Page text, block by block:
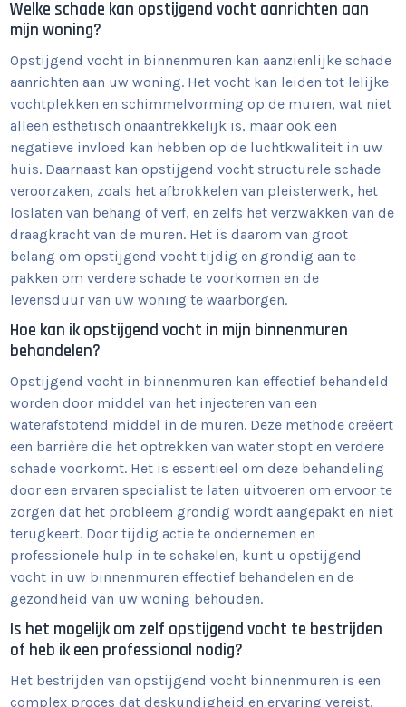
Welke schade kan opstijgend vocht aanrichten aan
mijn woning?
Opstijgend vocht in binnenmuren kan aanzienlijke schade
aanrichten aan uw woning. Het vocht kan leiden tot lelijke
vochtplekken en schimmelvorming op de muren, wat niet
alleen esthetisch onaantrekkelijk is, maar ook een
negatieve invloed kan hebben op de luchtkwaliteit in uw
huis. Daarnaast kan opstijgend vocht structurele schade
veroorzaken, zoals het afbrokkelen van pleisterwerk, het
loslaten van behang of verf, en zelfs het verzwakken van de
draagkracht van de muren. Het is daarom van groot
belang om opstijgend vocht tijdig en grondig aan te
pakken om verdere schade te voorkomen en de
levensduur van uw woning te waarborgen.
Hoe kan ik opstijgend vocht in mijn binnenmuren
behandelen?
Opstijgend vocht in binnenmuren kan effectief behandeld
worden door middel van het injecteren van een
waterafstotend middel in de muren. Deze methode creëert
een barrière die het optrekken van water stopt en verdere
schade voorkomt. Het is essentieel om deze behandeling
door een ervaren specialist te laten uitvoeren om ervoor te
zorgen dat het probleem grondig wordt aangepakt en niet
terugkeert. Door tijdig actie te ondernemen en
professionele hulp in te schakelen, kunt u opstijgend
vocht in uw binnenmuren effectief behandelen en de
gezondheid van uw woning behouden.
Is het mogelijk om zelf opstijgend vocht te bestrijden
of heb ik een professional nodig?
Het bestrijden van opstijgend vocht binnenmuren is een
complex proces dat deskundigheid en ervaring vereist.